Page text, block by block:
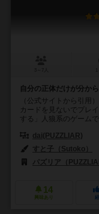
自分の正体だけが分か
（公式サイトから引用
カードを見ないでプレ
する」人狼系のゲーム
dai(PUZZLIAR)
すと子（Sutoko）
パズリア（
14
興味あり